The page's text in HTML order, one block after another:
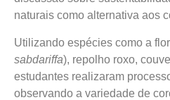
naturais como alternativa aos
Utilizando espécies como a
sabdariffa), repolho roxo,
estudantes realizaram
observando a variedade de